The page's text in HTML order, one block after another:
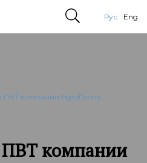
Рус Eng
ПВТ компании AgroDrone
ПВТ компании